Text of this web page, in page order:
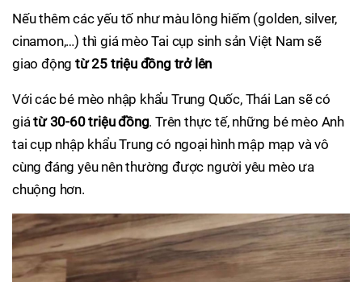
Nếu thêm các yếu tố như màu lông hiếm (golden, silver,
cinamon,…) thì giá mèo Tai cụp sinh sản Việt Nam sẽ
giao độngtừ 25 triệu đồng trở lên
Với các bé mèo nhập khẩu Trung Quốc, Thái Lan sẽ có
giátừ 30-60 triệu đồng. Trên thực tế, những bé mèo Anh
tai cụp nhập khẩu Trung có ngoại hình mập mạp và vô
cùng đáng yêu nên thường được người yêu mèo ưa
chuộng hơn.